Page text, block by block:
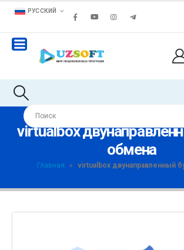
РУССКИЙ
virtualbox
обмена
Главная » virtualbox двунаправленный